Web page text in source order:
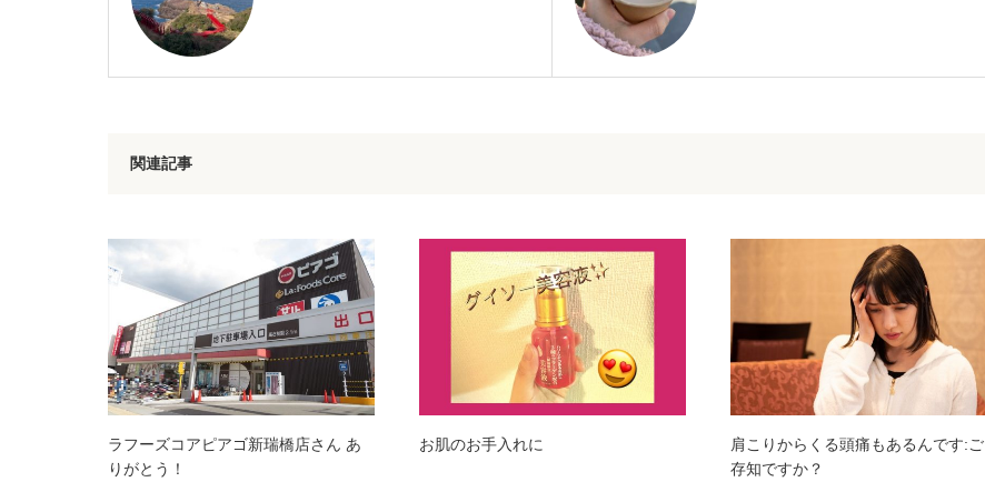
関連記事
ラフーズコアピアゴ新瑞橋店さん あ
りがとう！
お肌のお手入れに
肩こりからくる頭痛もあるんです:ご
存知ですか？